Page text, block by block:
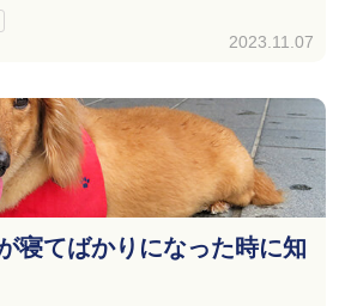
2023.11.07
寝てばかりになった時に知